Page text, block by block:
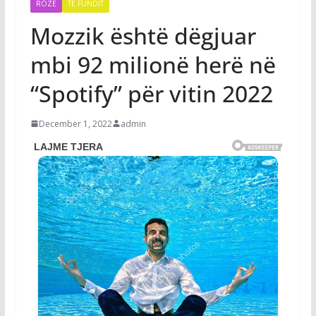
ROZË TË FUNDIT
Mozzik është dëgjuar
mbi 92 milionë herë në
“Spotify” për vitin 2022
December 1, 2022 admin